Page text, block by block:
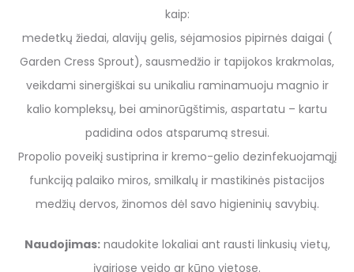
kaip:
medetkų žiedai, alavijų gelis, sėjamosios pipirnės daigai (
Garden Cress Sprout), sausmedžio ir tapijokos krakmolas,
veikdami sinergiškai su unikaliu raminamuoju magnio ir
kalio kompleksų, bei aminorūgštimis, aspartatu – kartu
padidina odos atsparumą stresui.
Propolio poveikį sustiprina ir kremo-gelio dezinfekuojamąjį
funkciją palaiko miros, smilkalų ir mastikinės pistacijos
medžių dervos, žinomos dėl savo higieninių savybių.
Naudojimas:naudokite lokaliai ant rausti linkusių vietų,
įvairiose veido ar kūno vietose.